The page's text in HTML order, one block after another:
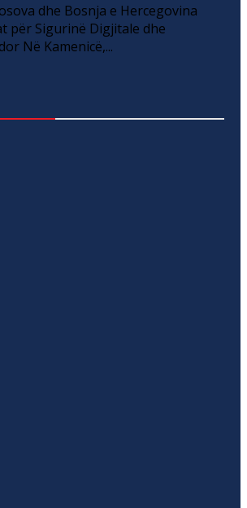
dhe Bosnja e Hercegovina
për Sigurinë Digjitale dhe
Në Kamenicë,...